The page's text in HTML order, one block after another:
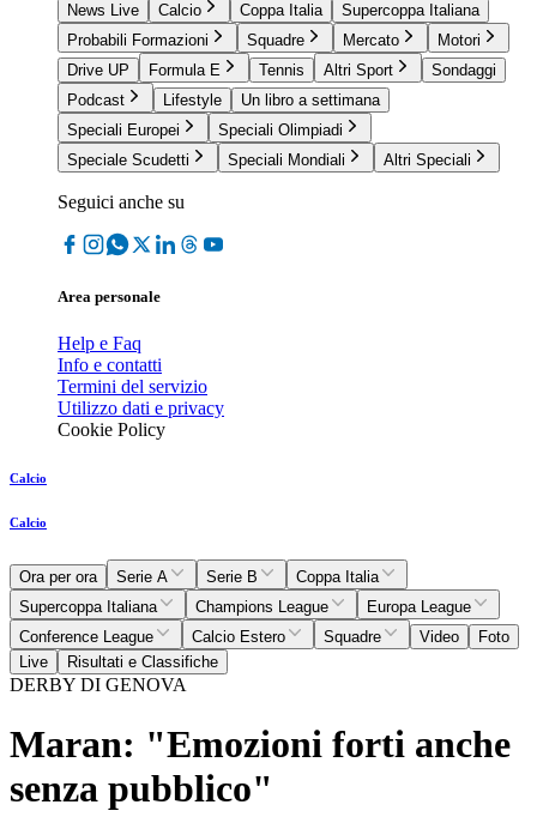
News Live
Calcio Coppa Italia
Supercoppa Italiana
Probabili Formazioni
Squadre Mercato
Motori
Drive UP
Formula E Tennis Altri Sport
Sondaggi
Podcast
Lifestyle
Un libro a settimana
Speciali Europei
Speciali Olimpiadi
Speciale Scudetti
Speciali Mondiali Altri Speciali
Seguici anche su
Area personale
Help e Faq
Info e contatti
Termini del servizio
Utilizzo dati e privacy
Cookie Policy
Calcio
Calcio
Ora per ora Serie A Serie B
Coppa Italia
Supercoppa Italiana
Champions League
Europa League
Conference League
Calcio Estero Squadre Video
Foto
Live
Risultati e Classifiche
DERBY DI GENOVA
Maran: "Emozioni forti anche
senza pubblico"